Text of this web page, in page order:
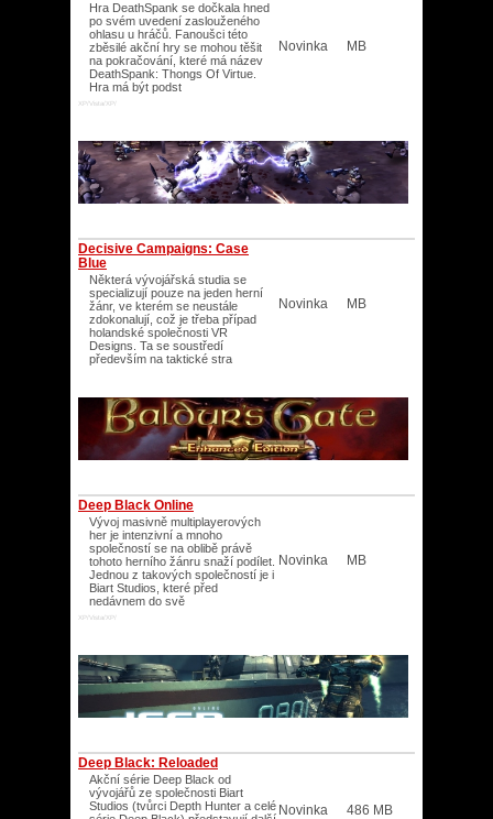
Hra DeathSpank se dočkala hned
po svém uvedení zaslouženého
ohlasu u hráčů. Fanoušci této
zběsilé akční hry se mohou těšit
na pokračování, které má název
DeathSpank: Thongs Of Virtue.
Hra má být podst
XP/Vista/XP/
Novinka MB
Decisive Campaigns: Case
Blue
Některá vývojářská studia se
specializují pouze na jeden herní
žánr, ve kterém se neustále
zdokonalují, což je třeba případ
holandské společnosti VR
Designs. Ta se soustředí
především na taktické stra
Novinka MB
Deep Black Online
Vývoj masivně multiplayerových
her je intenzivní a mnoho
společností se na oblibě právě
tohoto herního žánru snaží podílet.
Jednou z takových společností je i
Biart Studios, které před
nedávnem do svě
XP/Vista/XP/
Novinka MB
Deep Black: Reloaded
Akční série Deep Black od
vývojářů ze společnosti Biart
Studios (tvůrci Depth Hunter a celé Novinka 486 MB